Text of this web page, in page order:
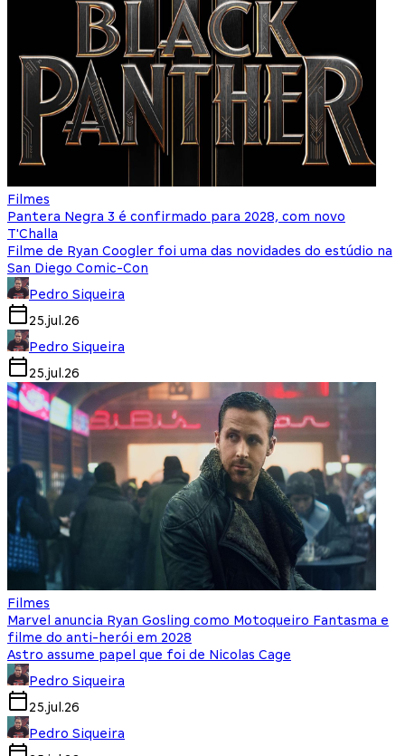
Filmes
Pantera Negra 3 é confirmado para 2028, com novo
T'Challa
Filme de Ryan Coogler foi uma das novidades do estúdio na
San Diego Comic-Con
Pedro Siqueira
25.jul.26
Pedro Siqueira
25.jul.26
Filmes
Marvel anuncia Ryan Gosling como Motoqueiro Fantasma e
filme do anti-herói em 2028
Astro assume papel que foi de Nicolas Cage
Pedro Siqueira
25.jul.26
Pedro Siqueira